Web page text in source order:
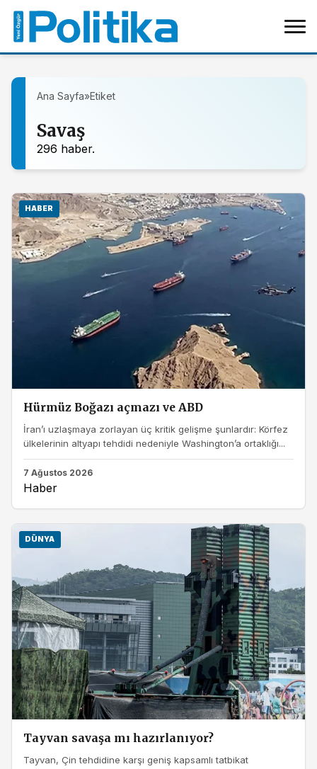
Ana Sayfa»Etiket
Savaş
296 haber.
HABER
Hürmüz Boğazı açmazı ve ABD
İran’ı uzlaşmaya zorlayan üç kritik gelişme şunlardır: Körfez
ülkelerinin altyapı tehdidi nedeniyle Washington’a ortaklığı...
7 Ağustos 2026
Haber
DÜNYA
Tayvan savaşa mı hazırlanıyor?
Tayvan, Çin tehdidine karşı geniş kapsamlı tatbikat